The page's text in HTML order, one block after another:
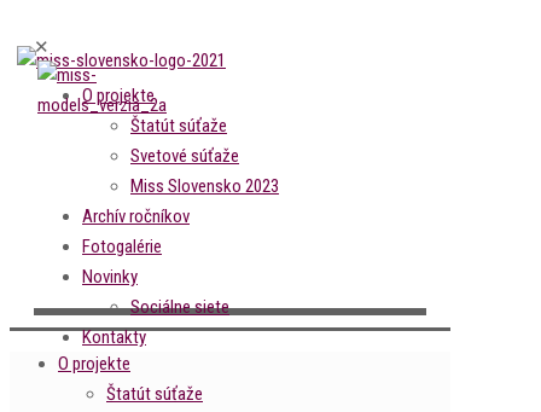
✕
O projekte
Štatút súťaže
Svetové súťaže
Miss Slovensko 2023
Archív ročníkov
Fotogalérie
Novinky
Sociálne siete
Kontakty
O projekte
Štatút súťaže